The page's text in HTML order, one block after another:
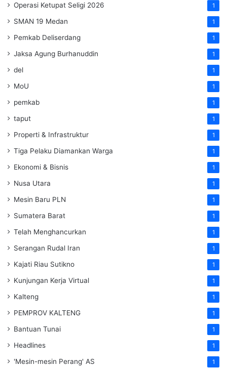
Operasi Ketupat Seligi 2026 1
SMAN 19 Medan 1
Pemkab Deliserdang 1
Jaksa Agung Burhanuddin 1
del 1
MoU 1
pemkab 1
taput 1
Properti & Infrastruktur 1
Tiga Pelaku Diamankan Warga 1
Ekonomi & Bisnis 1
Nusa Utara 1
Mesin Baru PLN 1
Sumatera Barat 1
Telah Menghancurkan 1
Serangan Rudal Iran 1
Kajati Riau Sutikno 1
Kunjungan Kerja Virtual 1
Kalteng 1
PEMPROV KALTENG 1
Bantuan Tunai 1
Headlines 1
'Mesin-mesin Perang' AS 1